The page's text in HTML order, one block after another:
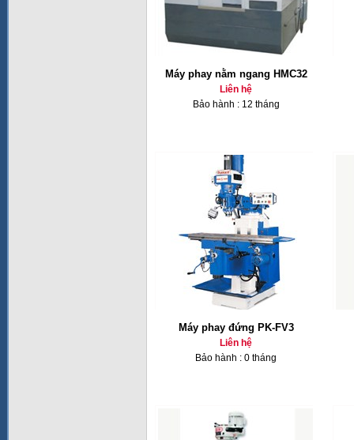
Máy phay nằm ngang HMC32
Liên hệ
Bảo hành : 12 tháng
Máy phay đứng PK-FV3
Liên hệ
Bảo hành : 0 tháng